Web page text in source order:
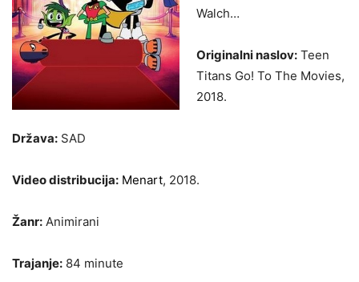
Walch…
Originalni naslov: Teen
Titans Go! To The Movies,
2018.
Država: SAD
Video distribucija: Menart, 2018.
Žanr: Animirani
Trajanje: 84 minute